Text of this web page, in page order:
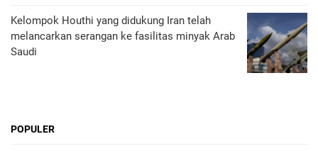
Kelompok Houthi yang didukung Iran telah
melancarkan serangan ke fasilitas minyak Arab
Saudi
POPULER